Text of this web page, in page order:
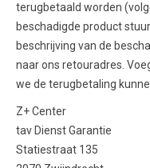
terugbetaald worden
beschadigde product
beschrijving van de
naar ons retouradres.
we de terugbetaling
Z+ Center
tav Dienst Garantie
Statiestraat 135